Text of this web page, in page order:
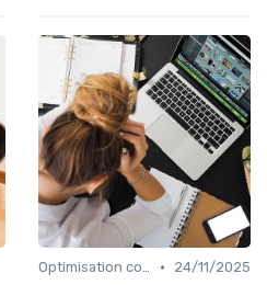
Optimisation coûts •
24/11/2025